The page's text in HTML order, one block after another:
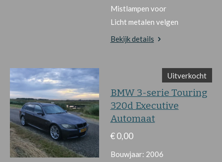
Mistlampen voor
Licht metalen velgen
Bekijk details
Uitverkocht
BMW 3-serie Touring
320d Executive
Automaat
€ 0,00
Bouwjaar: 2006